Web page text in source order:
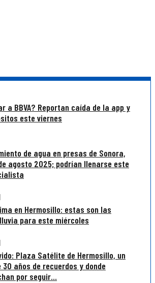
a BBVA? Reportan caída de la app y
este viernes
de agua en presas de Sonora,
agosto 2025; podrían llenarse este
en Hermosillo: estas son las
para este miércoles
Plaza Satélite de Hermosillo, un
años de recuerdos y donde
por seguir...